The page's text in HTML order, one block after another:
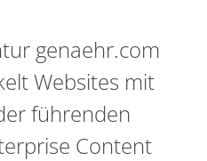
genaehr.com
Websites mit
führenden
Content